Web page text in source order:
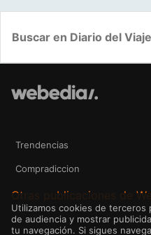
Trendencias
Compradiccion
Otras publicaciones de
Utilizamos cookies de terceros
de audiencia y mostrar
tu navegación. Si sigues